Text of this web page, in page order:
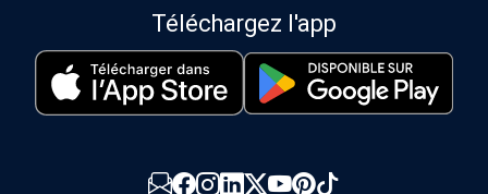
Téléchargez l'app